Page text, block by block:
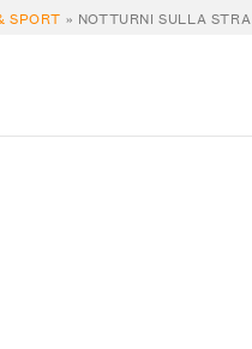
SPORT » NOTTURNI SULLA